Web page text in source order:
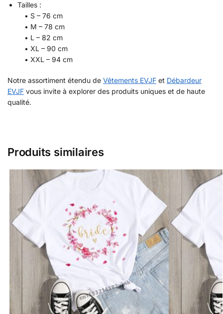
Tailles :
• S – 76 cm
• M – 78 cm
• L – 82 cm
• XL – 90 cm
• XXL – 94 cm
Notre assortiment étendu de Vêtements EVJF et Débardeur
EVJF vous invite à explorer des produits uniques et de haute
qualité.
Produits similaires